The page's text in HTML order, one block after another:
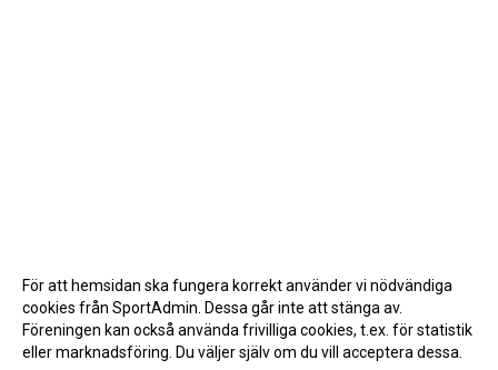
För att hemsidan ska fungera korrekt använder vi nödvändiga
cookies från SportAdmin. Dessa går inte att stänga av.
Föreningen kan också använda frivilliga cookies, t.ex. för statistik
eller marknadsföring. Du väljer själv om du vill acceptera dessa.